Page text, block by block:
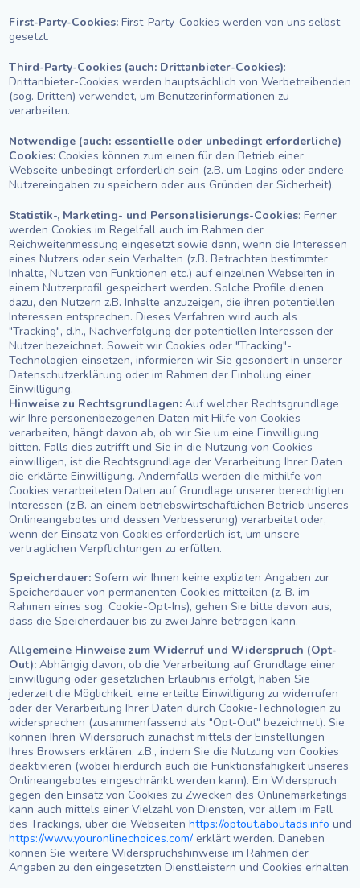
First-Party-Cookies:First-Party-Cookies werden von uns selbst
gesetzt.
Third-Party-Cookies (auch: Drittanbieter-Cookies):
Drittanbieter-Cookies werden hauptsächlich von Werbetreibenden
(sog. Dritten) verwendet, um Benutzerinformationen zu
verarbeiten.
Notwendige (auch: essentielle oder unbedingt erforderliche)
Cookies:Cookies können zum einen für den Betrieb einer
Webseite unbedingt erforderlich sein (z.B. um Logins oder andere
Nutzereingaben zu speichern oder aus Gründen der Sicherheit).
Statistik-, Marketing- und Personalisierungs-Cookies: Ferner
werden Cookies im Regelfall auch im Rahmen der
Reichweitenmessung eingesetzt sowie dann, wenn die Interessen
eines Nutzers oder sein Verhalten (z.B. Betrachten bestimmter
Inhalte, Nutzen von Funktionen etc.) auf einzelnen Webseiten in
einem Nutzerprofil gespeichert werden. Solche Profile dienen
dazu, den Nutzern z.B. Inhalte anzuzeigen, die ihren potentiellen
Interessen entsprechen. Dieses Verfahren wird auch als
"Tracking", d.h., Nachverfolgung der potentiellen Interessen der
Nutzer bezeichnet. Soweit wir Cookies oder "Tracking"-
Technologien einsetzen, informieren wir Sie gesondert in unserer
Datenschutzerklärung oder im Rahmen der Einholung einer
Einwilligung.
Hinweise zu Rechtsgrundlagen: Auf welcher Rechtsgrundlage
wir Ihre personenbezogenen Daten mit Hilfe von Cookies
verarbeiten, hängt davon ab, ob wir Sie um eine Einwilligung
bitten. Falls dies zutrifft und Sie in die Nutzung von Cookies
einwilligen, ist die Rechtsgrundlage der Verarbeitung Ihrer Daten
die erklärte Einwilligung. Andernfalls werden die mithilfe von
Cookies verarbeiteten Daten auf Grundlage unserer berechtigten
Interessen (z.B. an einem betriebswirtschaftlichen Betrieb unseres
Onlineangebotes und dessen Verbesserung) verarbeitet oder,
wenn der Einsatz von Cookies erforderlich ist, um unsere
vertraglichen Verpflichtungen zu erfüllen.
Speicherdauer: Sofern wir Ihnen keine expliziten Angaben zur
Speicherdauer von permanenten Cookies mitteilen (z. B. im
Rahmen eines sog. Cookie-Opt-Ins), gehen Sie bitte davon aus,
dass die Speicherdauer bis zu zwei Jahre betragen kann.
Allgemeine Hinweise zum Widerruf und Widerspruch (Opt-
Out): Abhängig davon, ob die Verarbeitung auf Grundlage einer
Einwilligung oder gesetzlichen Erlaubnis erfolgt, haben Sie
jederzeit die Möglichkeit, eine erteilte Einwilligung zu widerrufen
oder der Verarbeitung Ihrer Daten durch Cookie-Technologien zu
widersprechen (zusammenfassend als "Opt-Out" bezeichnet). Sie
können Ihren Widerspruch zunächst mittels der Einstellungen
Ihres Browsers erklären, z.B., indem Sie die Nutzung von Cookies
deaktivieren (wobei hierdurch auch die Funktionsfähigkeit unseres
Onlineangebotes eingeschränkt werden kann). Ein Widerspruch
gegen den Einsatz von Cookies zu Zwecken des Onlinemarketings
kann auch mittels einer Vielzahl von Diensten, vor allem im Fall
des Trackings, über die Webseiten https://optout.aboutads.info und
https://www.youronlinechoices.com/erklärt werden. Daneben
können Sie weitere Widerspruchshinweise im Rahmen der
Angaben zu den eingesetzten Dienstleistern und Cookies erhalten.